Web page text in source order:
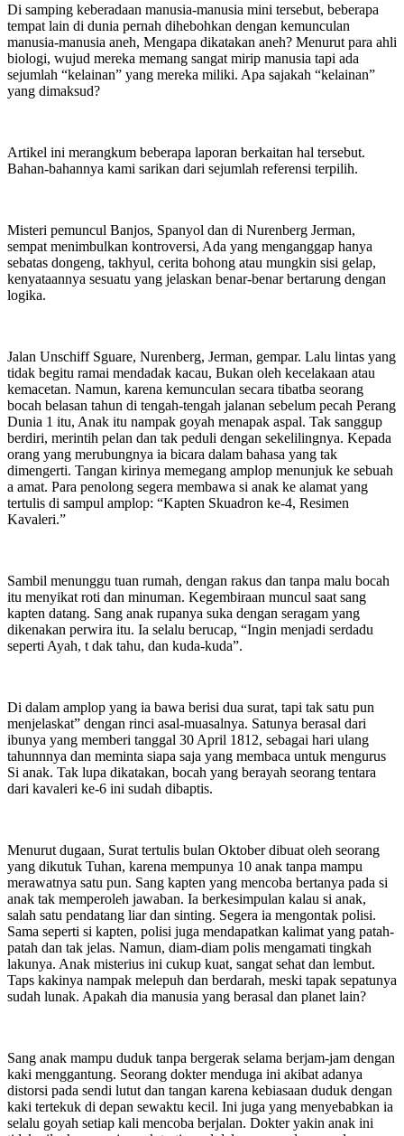
Di samping keberadaan manusia-manusia mini tersebut, beberapa
tempat lain di dunia pernah dihebohkan dengan kemunculan
manusia-manusia aneh, Mengapa dikatakan aneh? Menurut para ahli
biologi, wujud mereka memang sangat mirip manusia tapi ada
sejumlah “kelainan” yang mereka miliki. Apa sajakah “kelainan”
yang dimaksud?
Artikel ini merangkum beberapa laporan berkaitan hal tersebut.
Bahan-bahannya kami sarikan dari sejumlah referensi terpilih.
Misteri pemuncul Banjos, Spanyol dan di Nurenberg Jerman,
sempat menimbulkan kontroversi, Ada yang menganggap hanya
sebatas dongeng, takhyul, cerita bohong atau mungkin sisi gelap,
kenyataannya sesuatu yang jelaskan benar-benar bertarung dengan
logika.
Jalan Unschiff Sguare, Nurenberg, Jerman, gempar. Lalu lintas yang
tidak begitu ramai mendadak kacau, Bukan oleh kecelakaan atau
kemacetan. Namun, karena kemunculan secara tibatba seorang
bocah belasan tahun di tengah-tengah jalanan sebelum pecah Perang
Dunia 1 itu, Anak itu nampak goyah menapak aspal. Tak sanggup
berdiri, merintih pelan dan tak peduli dengan sekelilingnya. Kepada
orang yang merubungnya ia bicara dalam bahasa yang tak
dimengerti. Tangan kirinya memegang amplop menunjuk ke sebuah
a amat. Para penolong segera membawa si anak ke alamat yang
tertulis di sampul amplop: “Kapten Skuadron ke-4, Resimen
Kavaleri.”
Sambil menunggu tuan rumah, dengan rakus dan tanpa malu bocah
itu menyikat roti dan minuman. Kegembiraan muncul saat sang
kapten datang. Sang anak rupanya suka dengan seragam yang
dikenakan perwira itu. Ia selalu berucap, “Ingin menjadi serdadu
seperti Ayah, t dak tahu, dan kuda-kuda”.
Di dalam amplop yang ia bawa berisi dua surat, tapi tak satu pun
menjelaskat” dengan rinci asal-muasalnya. Satunya berasal dari
ibunya yang memberi tanggal 30 April 1812, sebagai hari ulang
tahunnnya dan meminta siapa saja yang membaca untuk mengurus
Si anak. Tak lupa dikatakan, bocah yang berayah seorang tentara
dari kavaleri ke-6 ini sudah dibaptis.
Menurut dugaan, Surat tertulis bulan Oktober dibuat oleh seorang
yang dikutuk Tuhan, karena mempunya 10 anak tanpa mampu
merawatnya satu pun. Sang kapten yang mencoba bertanya pada si
anak tak memperoleh jawaban. Ia berkesimpulan kalau si anak,
salah satu pendatang liar dan sinting. Segera ia mengontak polisi.
Sama seperti si kapten, polisi juga mendapatkan kalimat yang patah-
patah dan tak jelas. Namun, diam-diam polis mengamati tingkah
lakunya. Anak misterius ini cukup kuat, sangat sehat dan lembut.
Taps kakinya nampak melepuh dan berdarah, meski tapak sepatunya
sudah lunak. Apakah dia manusia yang berasal dan planet lain?
Sang anak mampu duduk tanpa bergerak selama berjam-jam dengan
kaki menggantung. Seorang dokter menduga ini akibat adanya
distorsi pada sendi lutut dan tangan karena kebiasaan duduk dengan
kaki tertekuk di depan sewaktu kecil. Ini juga yang menyebabkan ia
selalu goyah setiap kali mencoba berjalan. Dokter yakin anak ini